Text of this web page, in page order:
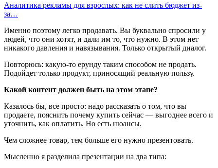
Аналитика рекламы для взрослых: как не слить бюджет из-
за…
Именно поэтому легко продавать. Вы буквально спросили у
людей, что они хотят, и дали им то, что нужно. В этом нет
никакого давления и навязывания. Только открытый диалог.
Повторюсь: какую-то ерунду таким способом не продать.
Подойдет только продукт, приносящий реальную пользу.
Какой контент должен быть на этом этапе?
Казалось бы, все просто: надо рассказать о том, что вы
продаете, пояснить почему купить сейчас — выгоднее всего и
уточнить, как оплатить. Но есть нюансы.
Чем сложнее товар, тем больше его нужно презентовать.
Мысленно я разделила презентации на два типа: